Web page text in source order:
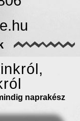
naprakész